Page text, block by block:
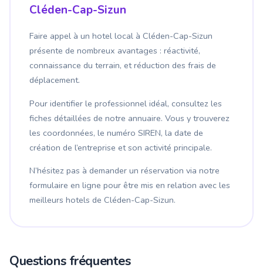
Cléden-Cap-Sizun
Faire appel à un hotel local à Cléden-Cap-Sizun
présente de nombreux avantages : réactivité,
connaissance du terrain, et réduction des frais de
déplacement.
Pour identifier le professionnel idéal, consultez les
fiches détaillées de notre annuaire. Vous y trouverez
les coordonnées, le numéro SIREN, la date de
création de l’entreprise et son activité principale.
N’hésitez pas à demander un réservation via notre
formulaire en ligne pour être mis en relation avec les
meilleurs hotels de Cléden-Cap-Sizun.
Questions fréquentes